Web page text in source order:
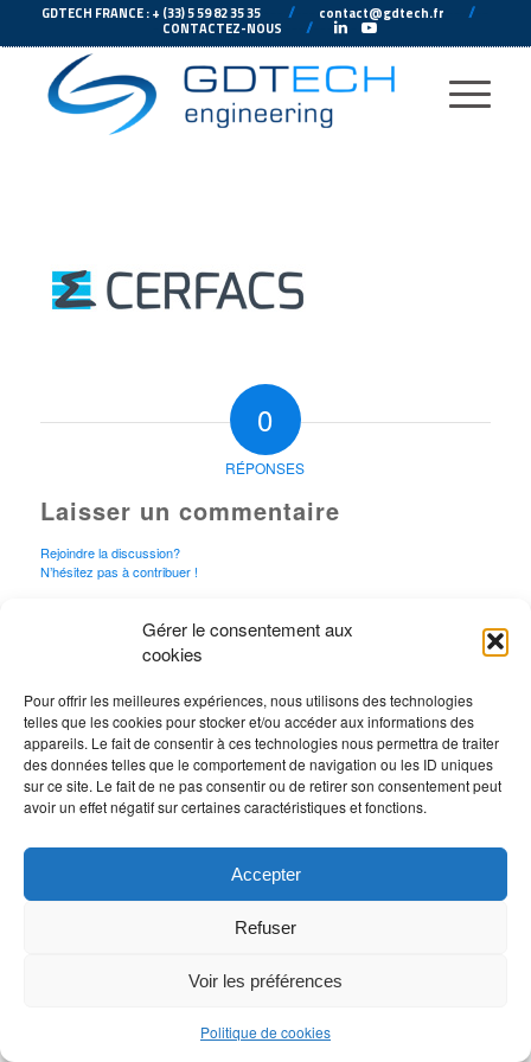
Gérer le consentement aux
cookies
Pour offrir les meilleures expériences, nous utilisons des technologies
telles que les cookies pour stocker et/ou accéder aux informations des
appareils. Le fait de consentir à ces technologies nous permettra de traiter
des données telles que le comportement de navigation ou les ID uniques
sur ce site. Le fait de ne pas consentir ou de retirer son consentement peut
avoir un effet négatif sur certaines caractéristiques et fonctions.
Accepter
Refuser
Voir les préférences
Politique de cookies
GDTECH FRANCE : + (33) 5 59 82 35 35 //--- contact@gdtech.fr //--
CONTACTEZ-NOUS ---// ---
0
RÉPONSES
Laisser un commentaire
Rejoindre la discussion?
N’hésitez pas à contribuer !
vous connecterpour publier un
commentaire.